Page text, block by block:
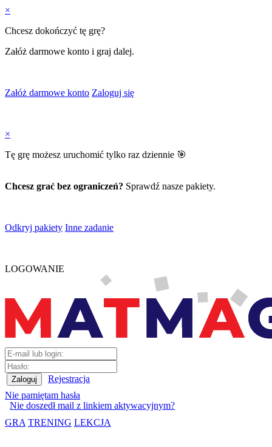
×
Chcesz dokończyć tę grę?
Załóż darmowe konto i graj dalej.
Załóż darmowe konto Zaloguj się
×
Tę grę możesz uruchomić tylko raz dziennie 🎯
Chcesz grać bez ograniczeń? Sprawdź nasze pakiety.
Odkryj pakiety Inne zadanie
LOGOWANIE
Rejestracja
Nie pamiętam hasła
Nie doszedł mail z linkiem aktywacyjnym?
GRA TRENING LEKCJA